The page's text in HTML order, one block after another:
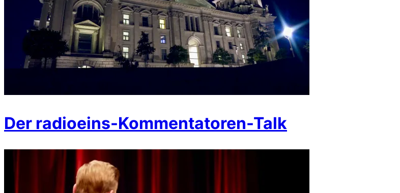
Der radioeins-Kommentatoren-Talk